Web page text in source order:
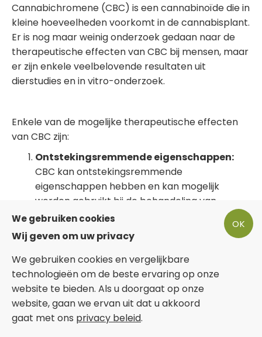
Cannabichromene (CBC) is een cannabinoïde die in
kleine hoeveelheden voorkomt in de cannabisplant.
Er is nog maar weinig onderzoek gedaan naar de
therapeutische effecten van CBC bij mensen, maar
er zijn enkele veelbelovende resultaten uit
dierstudies en in vitro-onderzoek.
Enkele van de mogelijke therapeutische effecten
van CBC zijn:
Ontstekingsremmende eigenschappen:
CBC kan ontstekingsremmende
eigenschappen hebben en kan mogelijk
worden gebruikt bij de behandeling van
aandoeningen zoals artritis en colitis ulcerosa.
CBC kan mogelijk werken als een
pijnstiller, omdat het interactie heeft met het
endocannabinoïdesysteem, dat betrokken is
bij de regulatie van pijn.
Antidepressivum:CBC kan mogelijk helpen
bij het verminderen van symptomen van
depressie en angst.
OK
We gebruiken cookies
Wij geven om uw privacy
We gebruiken cookies en vergelijkbare
technologieën om de beste ervaring op onze
website te bieden. Als u doorgaat op onze
website, gaan we ervan uit dat u akkoord
gaat met ons privacy beleid.